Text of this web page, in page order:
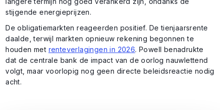
stijgende energieprijzen.
De obligatiemarkten reageerden positief. De tienjaarsrente
daalde, terwijl markten opnieuw rekening begonnen te
houden met renteverlagingen in 2026. Powell benadrukte
dat de centrale bank de impact van de oorlog nauwlettend
volgt, maar voorlopig nog geen directe beleidsreactie nodig
acht.